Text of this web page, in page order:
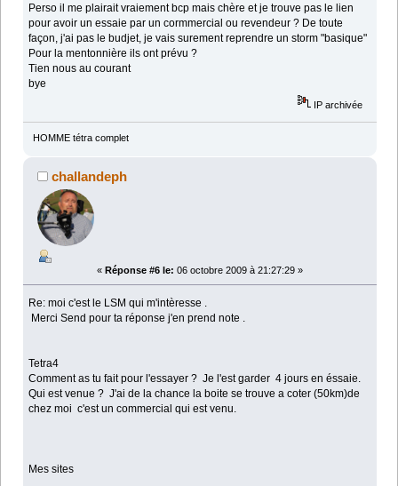
Perso il me plairait vraiement bcp mais chère et je trouve pas le lien
pour avoir un essaie par un cormmercial ou revendeur ? De toute
façon, j'ai pas le budjet, je vais surement reprendre un storm "basique"
Pour la mentonnière ils ont prévu ?
Tien nous au courant
bye
IP archivée
HOMME tétra complet
challandeph
« Réponse #6 le: 06 octobre 2009 à 21:27:29 »
Re: moi c'est le LSM qui m'intèresse .
Merci Send pour ta réponse j'en prend note .
Tetra4
Comment as tu fait pour l'essayer ? Je l'est garder 4 jours en éssaie.
Qui est venue ? J'ai de la chance la boite se trouve a coter (50km)de
chez moi c'est un commercial qui est venu.
Mes sites